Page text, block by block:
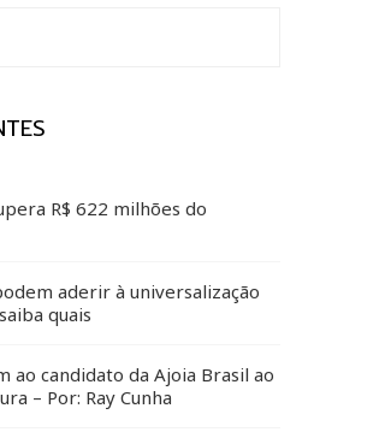
R$ 622 milhões do
aderir à universalização
quais
ao candidato da Ajoia Brasil ao
– Por: Ray Cunha